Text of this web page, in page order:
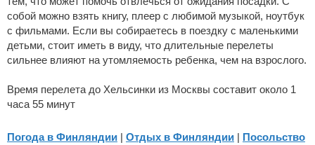
собой можно взять книгу, плеер с любимой музыкой, ноутбук
с фильмами. Если вы собираетесь в поездку с маленькими
детьми, стоит иметь в виду, что длительные перелеты
сильнее влияют на утомляемость ребенка, чем на взрослого.
Время перелета до Хельсинки из Москвы составит около 1
часа 55 минут
Погода в Финляндии | Отдых в Финляндии | Посольство